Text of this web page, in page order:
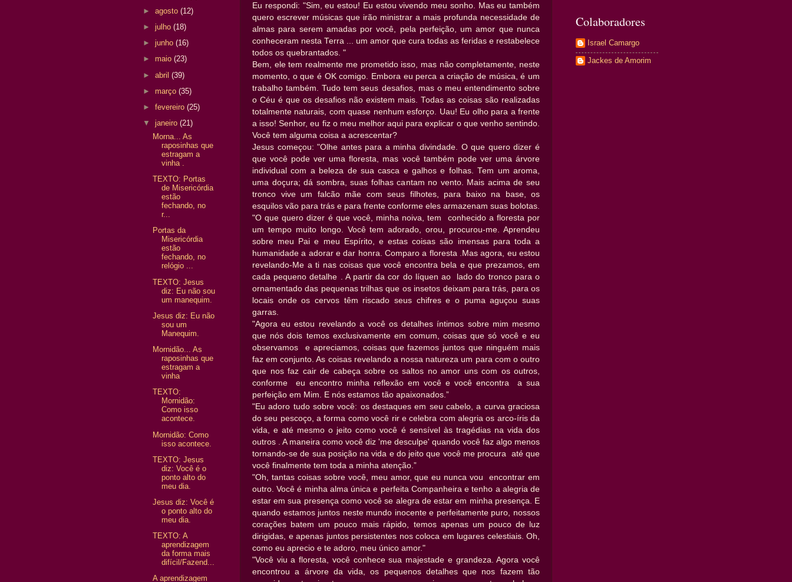
Eu respondi: "Sim, eu estou! Eu estou vivendo meu sonho. Mas eu também
quero escrever músicas que irão ministrar a mais profunda necessidade de
almas para serem amadas por você, pela perfeição, um amor que nunca
conheceram nesta Terra ... um amor que cura todas as feridas e restabelece
todos os quebrantados. "
Bem, ele tem realmente me prometido isso, mas não completamente, neste
momento, o que é OK comigo. Embora eu perca a criação de música, é um
trabalho também. Tudo tem seus desafios, mas o meu entendimento sobre
o Céu é que os desafios não existem mais. Todas as coisas são realizadas
totalmente naturais, com quase nenhum esforço. Uau! Eu olho para a frente
a isso! Senhor, eu fiz o meu melhor aqui para explicar o que venho sentindo.
Você tem alguma coisa a acrescentar?
Jesus começou: "Olhe antes para a minha divindade. O que quero dizer é
que você pode ver uma floresta, mas você também pode ver uma árvore
individual com a beleza de sua casca e galhos e folhas. Tem um aroma,
uma doçura; dá sombra, suas folhas cantam no vento. Mais acima de seu
tronco vive um falcão mãe com seus filhotes, para baixo na base, os
esquilos vão para trás e para frente conforme eles armazenam suas bolotas.
"O que quero dizer é que você, minha noiva, tem conhecido a floresta por
um tempo muito longo. Você tem adorado, orou, procurou-me. Aprendeu
sobre meu Pai e meu Espírito, e estas coisas são imensas para toda a
humanidade a adorar e dar honra. Comparo a floresta .Mas agora, eu estou
revelando-Me a ti nas coisas que você encontra bela e que prezamos, em
cada pequeno detalhe . A partir da cor do líquen ao lado do tronco para o
ornamentado das pequenas trilhas que os insetos deixam para trás, para os
locais onde os cervos têm riscado seus chifres e o puma aguçou suas
garras.
"Agora eu estou revelando a você os detalhes íntimos sobre mim mesmo
que nós dois temos exclusivamente em comum, coisas que só você e eu
observamos e apreciamos, coisas que fazemos juntos que ninguém mais
faz em conjunto. As coisas revelando a nossa natureza um para com o outro
que nos faz cair de cabeça sobre os saltos no amor uns com os outros,
conforme eu encontro minha reflexão em você e você encontra a sua
perfeição em Mim. E nós estamos tão apaixonados.”
"Eu adoro tudo sobre você: os destaques em seu cabelo, a curva graciosa
do seu pescoço, a forma como você rir e celebra com alegria os arco-íris da
vida, e até mesmo o jeito como você é sensível às tragédias na vida dos
outros . A maneira como você diz 'me desculpe' quando você faz algo menos
tornando-se de sua posição na vida e do jeito que você me procura até que
você finalmente tem toda a minha atenção.”
"Oh, tantas coisas sobre você, meu amor, que eu nunca vou encontrar em
outro. Você é minha alma única e perfeita Companheira e tenho a alegria de
estar em sua presença como você se alegra de estar em minha presença. E
quando estamos juntos neste mundo inocente e perfeitamente puro, nossos
corações batem um pouco mais rápido, temos apenas um pouco de luz
dirigidas, e apenas juntos persistentes nos coloca em lugares celestiais. Oh,
como eu aprecio e te adoro, meu único amor."
"Você viu a floresta, você conhece sua majestade e grandeza. Agora você
encontrou a árvore da vida, os pequenos detalhes que nos fazem tão
►agosto(12)
►julho(18)
►junho(16)
► maio(23)
►abril(39)
► março(35)
►fevereiro(25)
▼janeiro(21)
Morna... As
raposinhas que
estragam a
vinha .
TEXTO: Portas
de Misericórdia
estão
fechando, no
r...
Portas da
Misericórdia
estão
fechando, no
relógio ...
TEXTO: Jesus
diz: Eu não sou
um manequim.
Jesus diz: Eu não
sou um
Manequim.
Mornidão... As
raposinhas que
estragam a
vinha
TEXTO:
Mornidão:
Como isso
acontece.
Mornidão: Como
isso acontece.
TEXTO: Jesus
diz: Você é o
ponto alto do
meu dia.
Jesus diz: Você é
o ponto alto do
meu dia.
TEXTO: A
aprendizagem
da forma mais
difícil/Fazend...
A aprendizagem
Colaboradores
Israel Camargo
Jackes de Amorim